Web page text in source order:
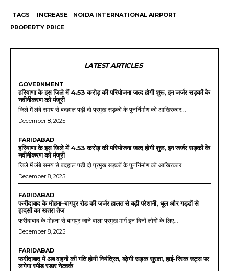
TAGS INCREASE
NOIDA INTERNATIONAL AIRPORT
PROPERTY PRICE
LATEST ARTICLES
GOVERNMENT
हरियाणा के इस जिले में 4.53 करोड़ की परियोजना जल्द होगी शुरू, इन जर्जर सड़कों के
नवीनीकरण को मंजूरी
जिले में लंबे समय से बदहाल पड़ी दो प्रमुख सड़कों के पुनर्निर्माण को आखिरकार...
December 8, 2025
FARIDABAD
हरियाणा के इस जिले में 4.53 करोड़ की परियोजना जल्द होगी शुरू, इन जर्जर सड़कों के
नवीनीकरण को मंजूरी
जिले में लंबे समय से बदहाल पड़ी दो प्रमुख सड़कों के पुनर्निर्माण को आखिरकार...
December 8, 2025
FARIDABAD
फरीदाबाद के मोहना–बागपुर रोड की जर्जर हालत से बढ़ी परेशानी, धूल और गड्ढों से
हादसों का खतरा तेज
फरीदाबाद के मोहना से बागपुर जाने वाला प्रमुख मार्ग इन दिनों लोगों के लिए...
December 8, 2025
FARIDABAD
फरीदाबाद में अब वाहनों की गति होगी नियंत्रित, बढ़ेगी सड़क सुरक्षा, हाई-रिस्क रूट्स पर
लगेगा स्पीड रडार नेटवर्क